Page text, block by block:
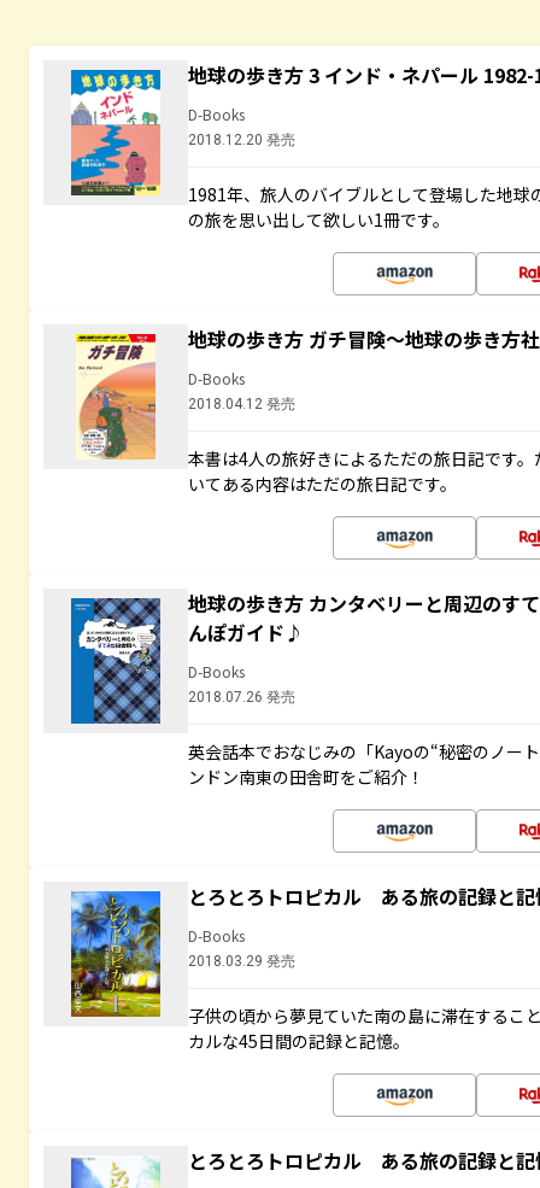
地球の歩き方 3 インド・ネパール
D-Books
2018.12.20 発売
1981年、旅人のバイブルとして登場した地
の旅を思い出して欲しい1冊です。
地球の歩き方 ガチ冒険～地球の歩き方
D-Books
2018.04.12 発売
本書は4人の旅好きによるただの旅日記です
いてある内容はただの旅日記です。
地球の歩き方 カンタベリーと周辺のす
んぽガイド♪
D-Books
2018.07.26 発売
英会話本でおなじみの「Kayoの“秘密のノー
ンドン南東の田舎町をご紹介！
とろとろトロピカル ある旅の記録と
D-Books
2018.03.29 発売
子供の頃から夢見ていた南の島に滞在するこ
カルな45日間の記録と記憶。
とろとろトロピカル ある旅の記録と